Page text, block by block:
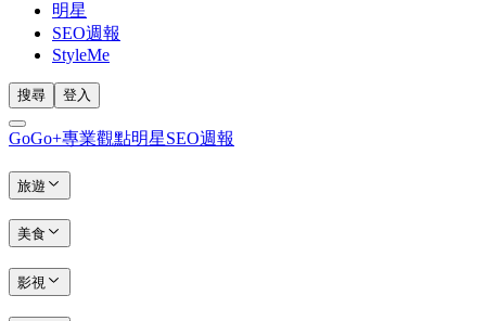
明星
SEO週報
StyleMe
搜尋 登入
GoGo+專業觀點明星SEO週報
旅遊
美食
影視